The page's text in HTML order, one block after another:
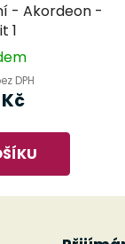
- Akordeon -
1
DPH